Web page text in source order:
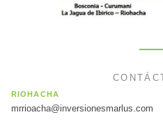
RIOHACHA
mrrioacha@inversionesmarlus.com